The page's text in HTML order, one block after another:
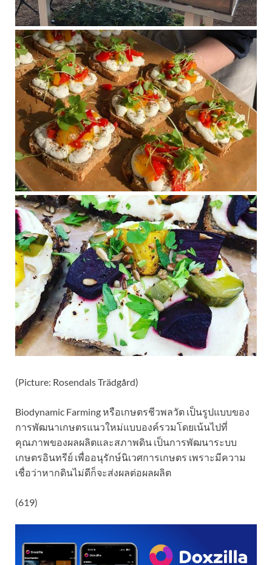
(Picture: Rosendals Trädgård)
Biodynamic Farming หรือเกษตรชีวพลวัต เป็นรูปแบบของ
การพัฒนาเกษตรแนวใหม่แบบองค์รวมโดยเน้นไปที่
คุณภาพของผลผลิตและสภาพดิน เป็นการพัฒนาระบบ
เกษตรอินทรีย์ เพื่ออนุรักษ์นิเวศการเกษตร เพราะมีความ
เชื่อว่าหากดินไม่ดีก็จะส่งผลต่อผลผลิต
(619)